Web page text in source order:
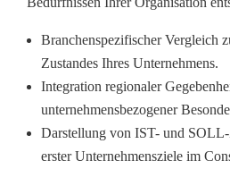
Branchenspezifischer Vergleich
Zustandes Ihres Unternehmens.
Integration regionaler
unternehmensbezogener
Darstellung von IST- und
erster Unternehmensziele im